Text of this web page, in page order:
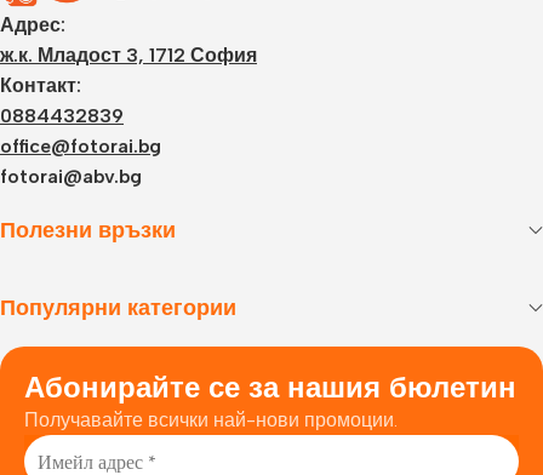
Адрес:
ж.к. Младост 3, 1712 София
Контакт:
0884432839
office@fotorai.bg
fotorai@abv.bg
Полезни връзки
Популярни категории
Абонирайте се за нашия бюлетин
Получавайте всички най-нови промоции.